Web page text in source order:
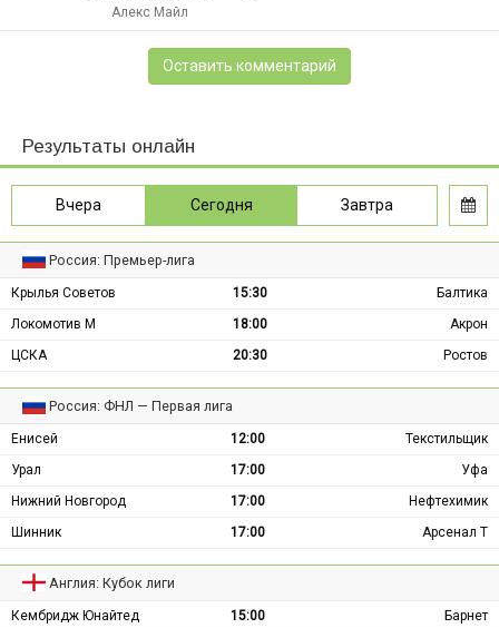
Алекс Майл
Оставить комментарий
Результаты онлайн
Вчера Сегодня Завтра
Россия: Премьер-лига
Крылья Советов 15:30
Балтика
Локомотив М
18:00
Акрон
ЦСКА
20:30 Ростов
Россия: ФНЛ — Первая лига
Енисей 12:00
Текстильщик
Урал
17:00
Уфа
Нижний Новгород
17:00
Нефтехимик
Шинник
17:00 Арсенал Т
Англия: Кубок лиги
Кембридж Юнайтед 15:00
Барнет